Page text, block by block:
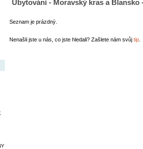
Ubytování - Moravský kras a Blansko
Seznam je prázdný.
Nenašli jste u nás, co jste hledali? Zašlete nám svůj tip